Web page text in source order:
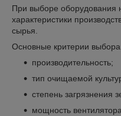
При выборе оборудования
характеристики
сырья.
Основные критерии
производительность;
тип очищаемой
степень загрязнения
мощность